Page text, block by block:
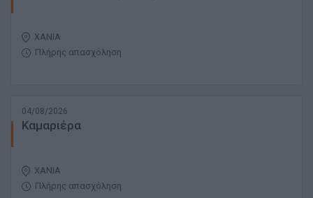
ΧΑΝΙΑ
Πλήρης απασχόληση
04/08/2026
Καμαριέρα
ΧΑΝΙΑ
Πλήρης απασχόληση